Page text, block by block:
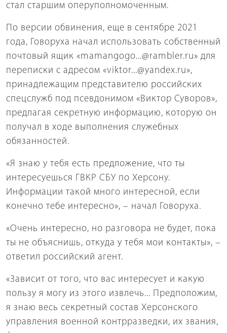
стал старшим оперуполномоченным.
По версии обвинения, еще в сентябре 2021
года, Говоруха начал использовать собственный
почтовый ящик «mamangogo...@rambler.ru» для
переписки с адресом «viktor...@yandex.ru»,
принадлежащим представителю российских
спецслужб под псевдонимом «Виктор Суворов»,
предлагая секретную информацию, которую он
получал в ходе выполнения служебных
обязанностей.
«Я знаю у тебя есть предложение, что ты
интересуешься ГВКР СБУ по Херсону.
Информации такой много интересной, если
конечно тебе интересно», – начал Говоруха.
«Очень интересно, но разговора не будет, пока
ты не объяснишь, откуда у тебя мои контакты», –
ответил российский агент.
«Зависит от того, что вас интересует и какую
пользу я могу из этого извлечь... Предположим,
я знаю весь секретный состав Херсонского
управления военной контрразведки, их звания,